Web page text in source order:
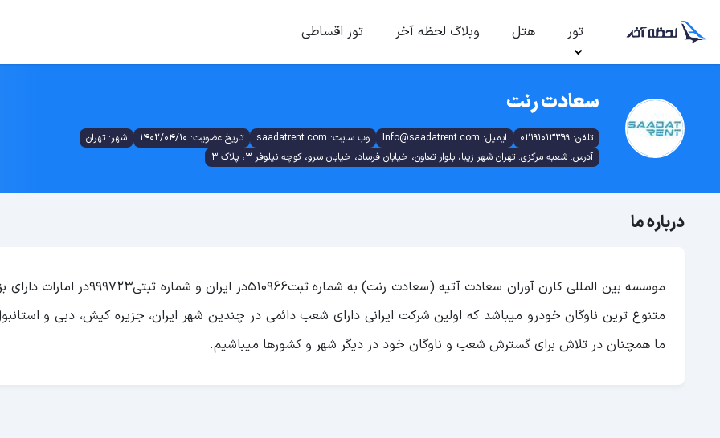
تور هتل وبلاگ لحظه آخر تور اقساطی
سعادت رنت
تلفن: 02191013399 ایمیل: Info@saadatrent.com وب سایت: saadatrent.com تاریخ عضویت: 1402/04/10
شهر: تهران
آدرس: شعبه مرکزی: تهران شهر زیبا، بلوار تعاون، خیابان فرساد، خیابان سرو، کوچه نیلوفر 3، پلاک 3
درباره ما
موسسه بین المللی کارن آوران سعادت آتیه (سعادت رنت) به شماره ثبت510966در
متنوع ترین ناوگان خودرو میباشد که اولین شرکت ایرانی دارای شعب دائمی در چندین شهر ایران، جزیره کیش، دبی و
ما همچنان در تلاش برای گسترش شعب و ناوگان خود در دیگر شهر و کشورها میباشیم.